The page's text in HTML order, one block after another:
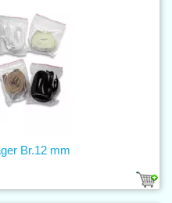
Br.12 mm